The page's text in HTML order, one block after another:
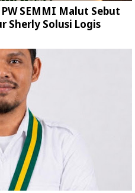
SEMMI Malut Sebut
Sherly Solusi Logis